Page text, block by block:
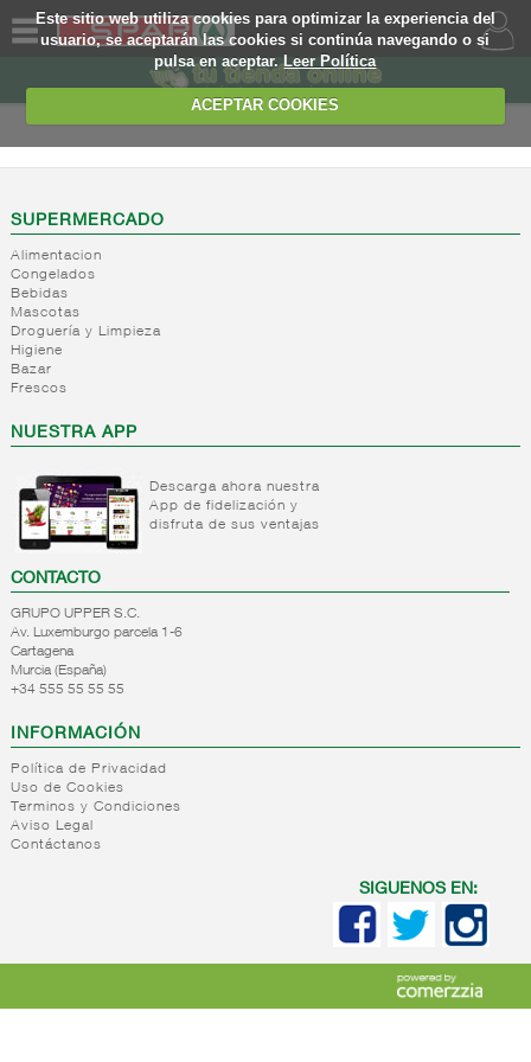
Este sitio web utiliza cookies para optimizar la experiencia del
usuario, se aceptarán las cookies si continúa navegando o si
pulsa en aceptar.Leer Política
ACEPTAR COOKIES
SOMOS
WEB
EJEMPLO
SUPERMERCADO
Alimentacion
Congelados
Bebidas
Mascotas
Droguería y Limpieza
Higiene
Bazar
Frescos
NUESTRA APP
Descarga ahora nuestra
App de fidelización y
disfruta de sus ventajas
CONTACTO
GRUPO UPPER S.C.
Av. Luxemburgo parcela 1-6
Cartagena
Murcia (España)
+34 555 55 55 55
INFORMACIÓN
Política de Privacidad
Uso de Cookies
Terminos y Condiciones
Aviso Legal
Contáctanos
SIGUENOS EN: